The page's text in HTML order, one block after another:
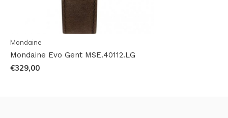
Mondaine
Mondaine Evo Gent MSE.40112.LG
€329,00